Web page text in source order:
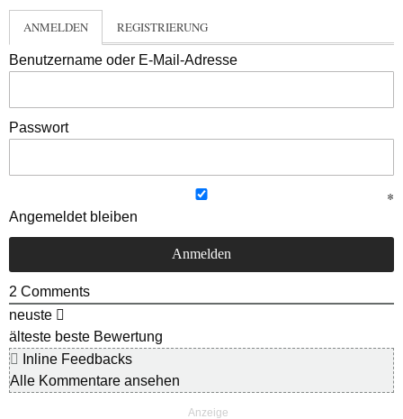
ANMELDEN REGISTRIERUNG
Benutzername oder E-Mail-Adresse
Passwort
Angemeldet bleiben
2 Comments
neuste
älteste beste Bewertung
Inline Feedbacks
Alle Kommentare ansehen